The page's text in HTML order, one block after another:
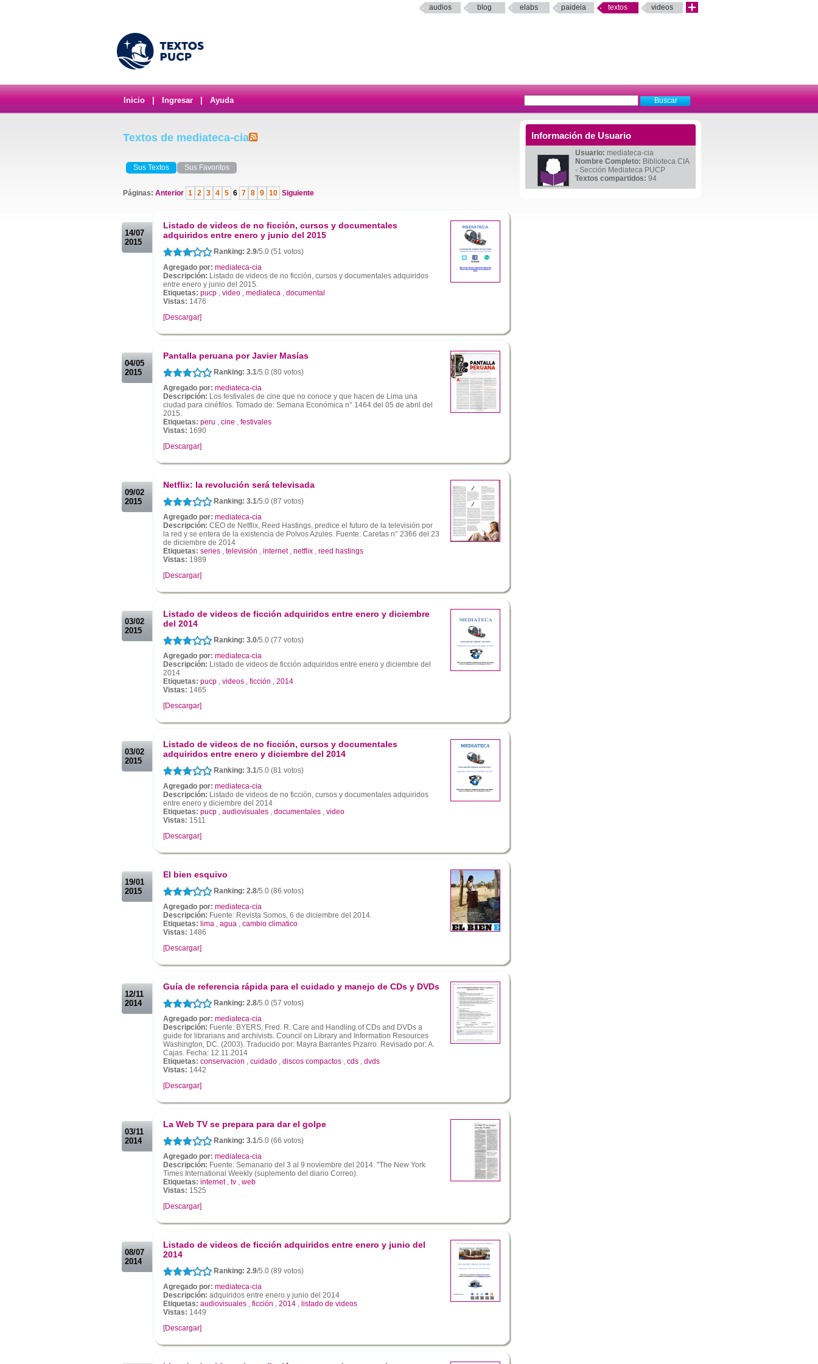
audios blog elabs paideia textos videos
Inicio Ingresar Ayuda
Información de Usuario
Usuario: mediateca-cia
Nombre Completo: Biblioteca CIA
- Sección Mediateca PUCP
Textos compartidos: 94
Textos de mediateca-cia
Sus Textos Sus Favoritos
Páginas: Anterior 1 2 3 4 5 6 7 8 9 10 Siguiente
14/07
2015
Listado de videos de no ficción, cursos y documentales
adquiridos entre enero y junio del 2015
Ranking: 2.9/5.0 (51 votos)
Agregado por: mediateca-cia
Descripción: Listado de videos de no ficción, cursos y documentales adquiridos
entre enero y junio del 2015.
Etiquetas: pucp video mediateca
documental
Vistas: 1476
[Descargar]
04/05
2015
Pantalla peruana por Javier Masías
Ranking: 3.1/5.0 (80 votos)
Agregado por: mediateca-cia
Descripción: Los festivales de cine que no conoce y que hacen de Lima una
ciudad para cinéfilos. Tomado de: Semana Económica n° 1464 del 05 de abril del
2015.
Etiquetas: peru cine
festivales
Vistas: 1690
[Descargar]
09/02
2015
Netflix: la revolución será televisada
Ranking: 3.1/5.0 (87 votos)
Agregado por: mediateca-cia
Descripción: CEO de Netflix, Reed Hastings, predice el futuro de la televisión por
la red y se entera de la existencia de Polvos Azules. Fuente: Caretas n° 2366 del 23
de diciembre de 2014
Etiquetas: series televisión internet, netflix
reed hastings
Vistas: 1989
[Descargar]
03/02
2015
Listado de videos de ficción adquiridos entre enero y diciembre
del 2014
Ranking: 3.0/5.0 (77 votos)
Agregado por: mediateca-cia
Descripción: Listado de videos de ficción adquiridos entre enero y diciembre del
2014
Etiquetas: pucp videos ficción
2014
Vistas: 1465
[Descargar]
03/02
2015
Listado de videos de no ficción, cursos y documentales
adquiridos entre enero y diciembre del 2014
Ranking: 3.1/5.0 (81 votos)
Agregado por: mediateca-cia
Descripción: Listado de videos de no ficción, cursos y documentales adquiridos
entre enero y diciembre del 2014
Etiquetas: pucp audiovisuales documentales
video
Vistas: 1511
[Descargar]
19/01
2015
El bien esquivo
Ranking: 2.8/5.0 (86 votos)
Agregado por: mediateca-cia
Descripción: Fuente: Revista Somos, 6 de diciembre del 2014.
Etiquetas: lima agua
cambio climatico
Vistas: 1486
[Descargar]
12/11
2014
Guía de referencia rápida para el cuidado y manejo de CDs y DVDs
Ranking: 2.8/5.0 (57 votos)
Agregado por: mediateca-cia
Descripción: Fuente: BYERS, Fred. R. Care and Handling of CDs and DVDs a
guide for librarians and archivists. Council on Library and Information Resources
Washington, DC. (2003). Traducido por: Mayra Barrantes Pizarro. Revisado por: A.
Cajas. Fecha: 12.11.2014
Etiquetas: conservacion cuidado discos compactos cds
dvds
Vistas: 1442
[Descargar]
03/11
2014
La Web TV se prepara para dar el golpe
Ranking: 3.1/5.0 (66 votos)
Agregado por: mediateca-cia
Descripción: Fuente: Semanario del 3 al 9 noviembre del 2014. "The New York
Times International Weekly (suplemento del diario Correo).
Etiquetas: internet, tv
web
Vistas: 1525
[Descargar]
08/07
2014
Listado de videos de ficción adquiridos entre enero y junio del
2014
Ranking: 2.9/5.0 (89 votos)
Agregado por: mediateca-cia
Descripción: adquiridos entre enero y junio del 2014
Etiquetas: audiovisuales ficción 2014
listado de videos
Vistas: 1449
[Descargar]